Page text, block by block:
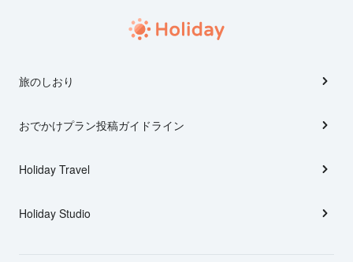
旅のしおり
おでかけプラン投稿ガイドライン
Holiday Travel
Holiday Studio